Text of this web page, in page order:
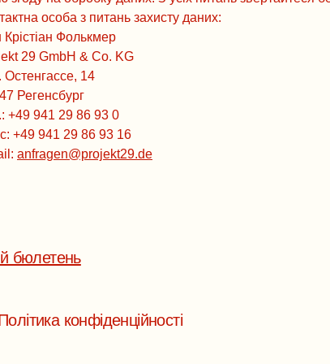
особа з питань захисту даних:
Крістіан Фолькмер
29 GmbH & Co. KG
Остенгассе, 14
Регенсбург
+49 941 29 86 93 0
+49 941 29 86 93 16
anfragen@projekt29.de
бюлетень
конфіденційності